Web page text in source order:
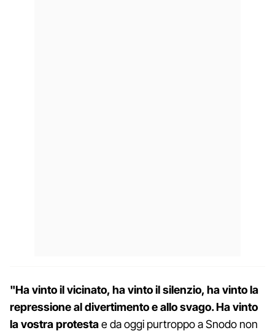
"Ha vinto il vicinato, ha vinto il silenzio, ha vinto la
repressione al divertimento e allo svago. Ha vinto
la vostra protestae da oggi purtroppo a Snodo non